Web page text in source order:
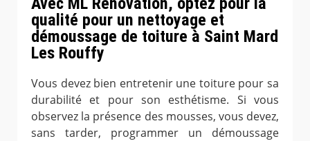
qualité pour un nettoyage et
démoussage de toiture à Saint Mard
Les Rouffy
Vous devez bien entretenir une toiture pour sa
durabilité et pour son esthétisme. Si vous
observez la présence des mousses, vous devez,
sans tarder, programmer un démoussage